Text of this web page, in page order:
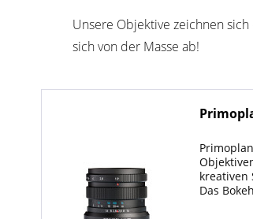
Unsere Objektive zeichnen
sich von der Masse ab!
kreativen
Das